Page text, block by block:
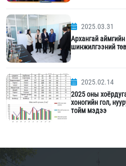
2025.03.31
Архангай
шинжилгээний
2025.02.14
2025 оны
хоногийн гол,
тойм мэдээ